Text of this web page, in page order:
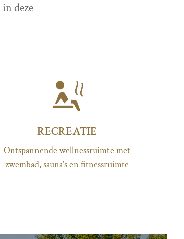
deze
RECREATIE
Ontspannende wellnessruimte met
zwembad, sauna’s en fitnessruimte